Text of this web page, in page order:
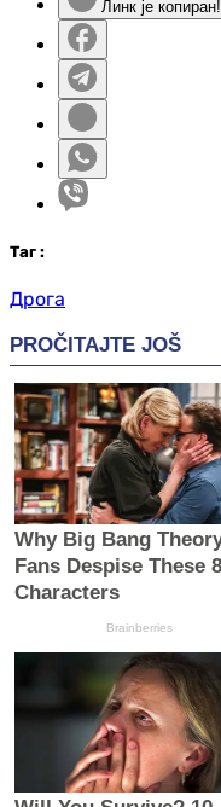
Линк је копиран!
Таг :
Дрога